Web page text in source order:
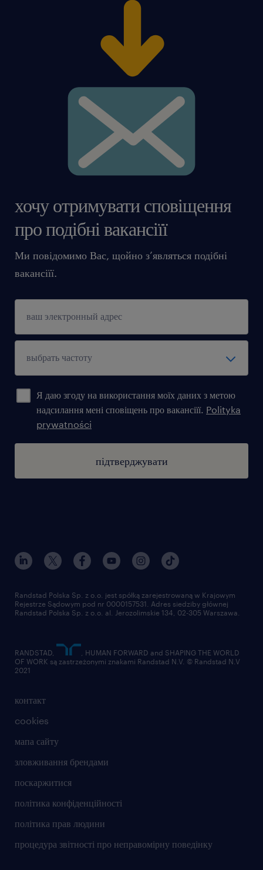
хочу отримувати сповіщення
про подібні вакансіїї
Ми повідомимо Вас, щойно з’являться подібні
вакансіїї.
Я даю згоду на використання моїх даних з метою
надсилання мені сповіщень про вакансіїї. Polityka
prywatności
підтверджувати
контакт
cookies
мапа сайту
зловживання брендами
поскаржитися
політика конфіденційності
політика прав людини
процедура звітності про неправомірну поведінку
Randstad Polska Sp. z o.o. jest spółką zarejestrowaną w Krajowym
Rejestrze Sądowym pod nr 0000157531. Adres siedziby głównej
Randstad Polska Sp. z o.o. al. Jerozolimskie 134, 02-305 Warszawa.
RANDSTAD,
, HUMAN FORWARD and SHAPING THE WORLD
OF WORK są zastrzeżonymi znakami Randstad N.V. © Randstad N.V
2021